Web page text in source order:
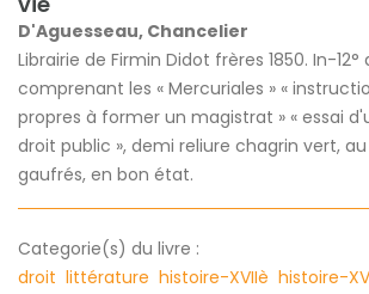
D'Aguesseau, Chancelier
Librairie de Firmin Didot frères 1850. In-12°
comprenant les « Mercuriales » «
propres à former un magistrat » « essai
droit public », demi reliure chagrin vert,
gaufrés, en bon état.
Categorie(s) du livre :
droit littérature histoire-XVIIè histoire-